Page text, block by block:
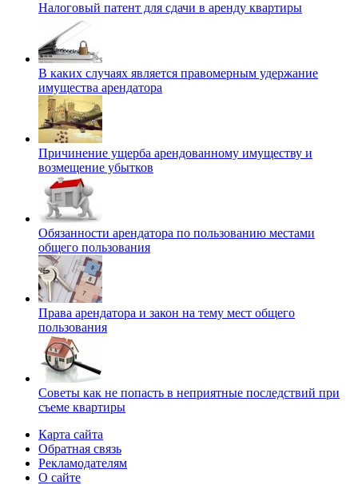
Налоговый патент для сдачи в аренду квартиры
В каких случаях является правомерным удержание
имущества арендатора
Причинение ущерба арендованному имуществу и
возмещение убытков
Обязанности арендатора по пользованию местами
общего пользования
Права арендатора и закон на тему мест общего
пользования
Советы как не попасть в неприятные последствий при
съеме квартиры
Карта сайта
Обратная связь
Рекламодателям
О сайте